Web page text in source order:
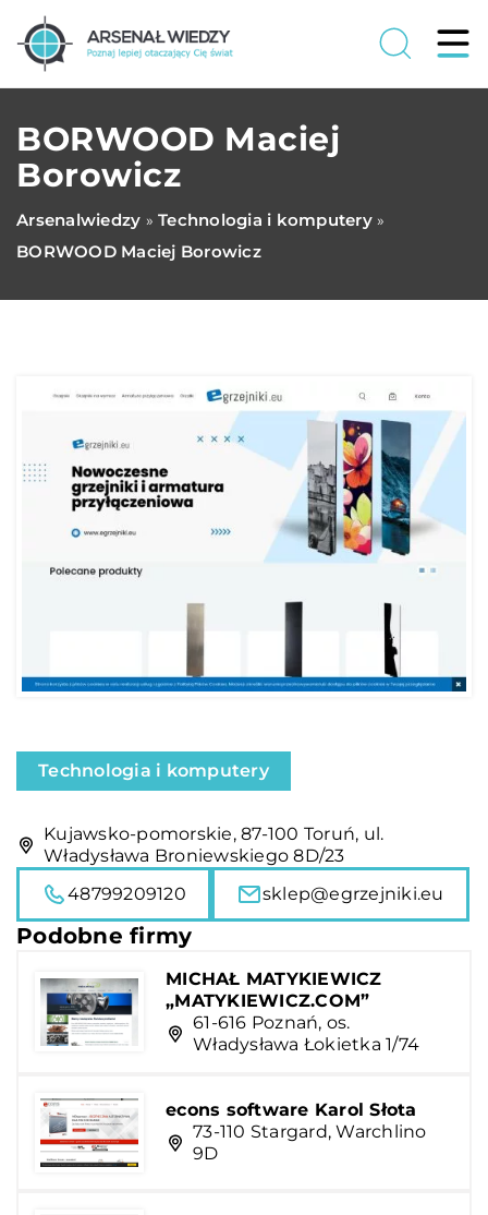
BORWOOD Maciej
Borowicz
Arsenalwiedzy » Technologia i komputery»
BORWOOD Maciej Borowicz
Technologia i komputery
Kujawsko-pomorskie, 87-100 Toruń, ul.
Władysława Broniewskiego 8D/23
48799209120
sklep@egrzejniki.eu
Podobne firmy
MICHAŁ MATYKIEWICZ
„MATYKIEWICZ.COM”
61-616 Poznań, os.
Władysława Łokietka 1/74
econs software Karol Słota
73-110 Stargard, Warchlino
9D